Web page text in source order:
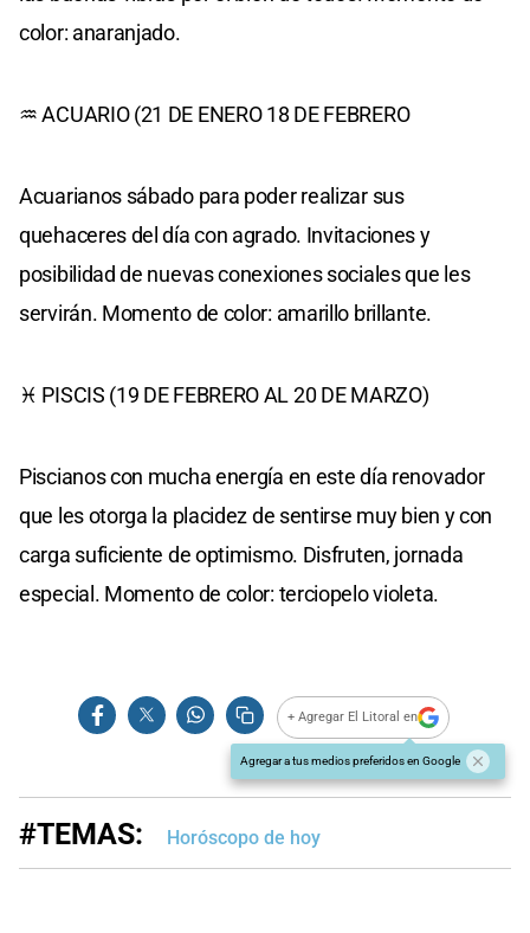
color: anaranjado.
♒ ACUARIO (21 DE ENERO 18 DE FEBRERO
Acuarianos sábado para poder realizar sus
quehaceres del día con agrado. Invitaciones y
posibilidad de nuevas conexiones sociales que les
servirán. Momento de color: amarillo brillante.
♓ PISCIS (19 DE FEBRERO AL 20 DE MARZO)
Piscianos con mucha energía en este día renovador
que les otorga la placidez de sentirse muy bien y con
carga suficiente de optimismo. Disfruten, jornada
especial. Momento de color: terciopelo violeta.
+ Agregar El Litoral en
Agregar a tus medios preferidos en Google
#TEMAS: Horóscopo de hoy